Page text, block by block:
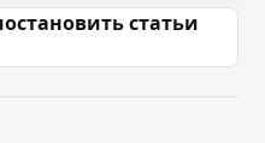
статьи